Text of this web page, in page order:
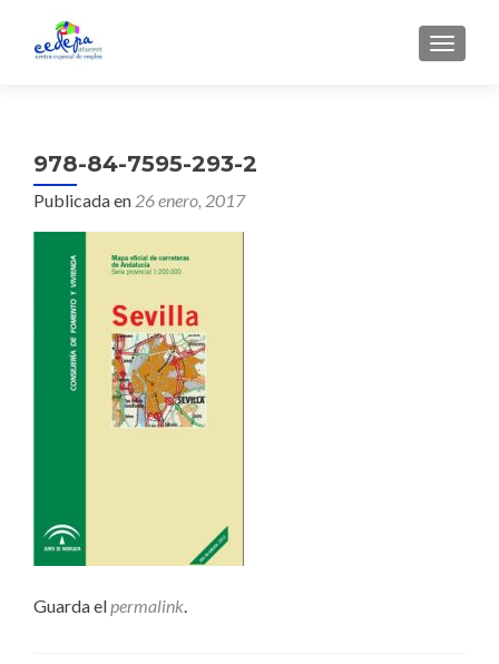
978-84-7595-293-2
Publicada en 26 enero, 2017
Guarda elpermalink.